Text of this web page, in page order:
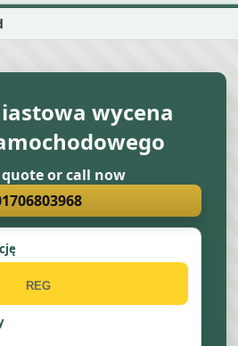
wycena
or call now